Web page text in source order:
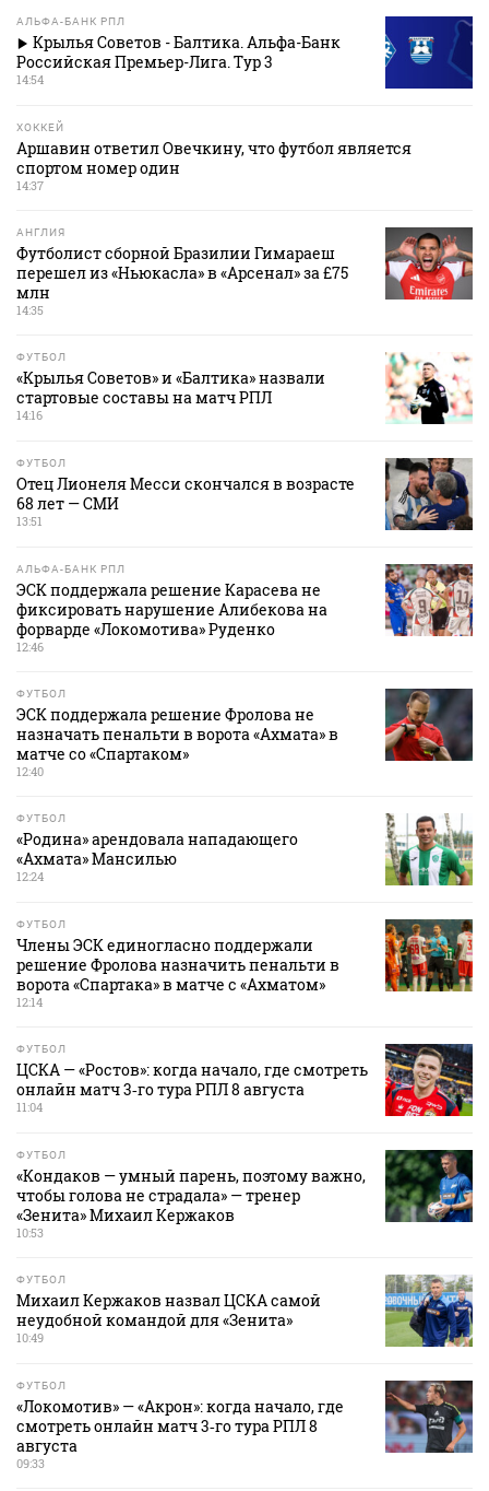
АЛЬФА-БАНК РПЛ
Крылья Советов - Балтика. Альфа-Банк
Российская Премьер-Лига. Тур 3
14:54
ХОККЕЙ
Аршавин ответил Овечкину, что футбол является
спортом номер один
14:37
АНГЛИЯ
Футболист сборной Бразилии Гимараеш
перешел из «Ньюкасла» в «Арсенал» за £75
млн
14:35
ФУТБОЛ
«Крылья Советов» и «Балтика» назвали
стартовые составы на матч РПЛ
14:16
ФУТБОЛ
Отец Лионеля Месси скончался в возрасте
68 лет — СМИ
13:51
АЛЬФА-БАНК РПЛ
ЭСК поддержала решение Карасева не
фиксировать нарушение Алибекова на
форварде «Локомотива» Руденко
12:46
ФУТБОЛ
ЭСК поддержала решение Фролова не
назначать пенальти в ворота «Ахмата» в
матче со «Спартаком»
12:40
ФУТБОЛ
«Родина» арендовала нападающего
«Ахмата» Мансилью
12:24
ФУТБОЛ
Члены ЭСК единогласно поддержали
решение Фролова назначить пенальти в
ворота «Спартака» в матче с «Ахматом»
12:14
ФУТБОЛ
ЦСКА — «Ростов»: когда начало, где смотреть
онлайн матч 3‑го тура РПЛ 8 августа
11:04
ФУТБОЛ
«Кондаков — умный парень, поэтому важно,
чтобы голова не страдала» — тренер
«Зенита» Михаил Кержаков
10:53
ФУТБОЛ
Михаил Кержаков назвал ЦСКА самой
неудобной командой для «Зенита»
10:49
ФУТБОЛ
«Локомотив» — «Акрон»: когда начало, где
смотреть онлайн матч 3‑го тура РПЛ 8
августа
09:33